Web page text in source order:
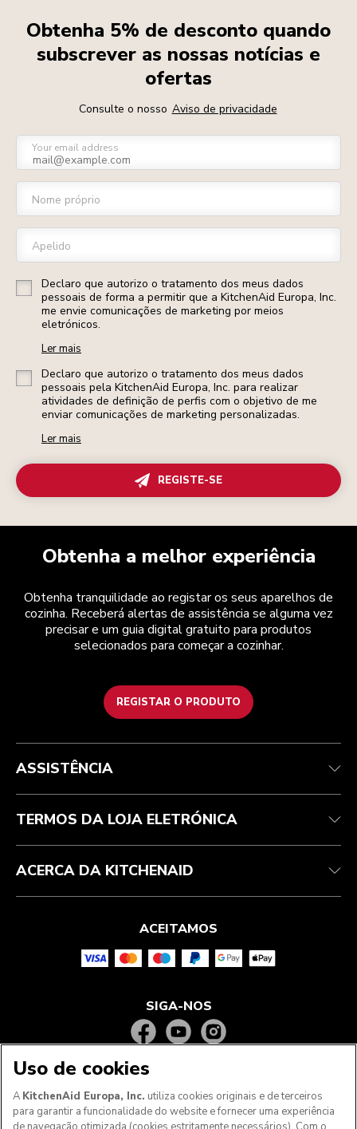
Obtenha 5% de desconto quando
subscrever as nossas notícias e
ofertas
Consulte o nosso Aviso de privacidade
Your email address
Nome próprio
Apelido
Declaro que autorizo o tratamento dos meus dados
pessoais de forma a permitir que a KitchenAid Europa, Inc.
me envie comunicações de marketing por meios
eletrónicos.
Ler mais
Declaro que autorizo o tratamento dos meus dados
pessoais pela KitchenAid Europa, Inc. para realizar
atividades de definição de perfis com o objetivo de me
enviar comunicações de marketing personalizadas.
Ler mais
REGISTE-SE
Obtenha a melhor experiência
Obtenha tranquilidade ao registar os seus aparelhos de
cozinha. Receberá alertas de assistência se alguma vez
precisar e um guia digital gratuito para produtos
selecionados para começar a cozinhar.
REGISTAR O PRODUTO
Health Check
Atendimento ao cliente
Acompanhar a sua encomenda
Garantia e documentos
Perguntas frequentes
Termos e condições
Envio e entrega
Devoluções e reembolsos
Marca
ODR
A marca
A nossa história
ASSISTÊNCIA
TERMOS DA LOJA ELETRÓNICA
ACERCA DA KITCHENAID
ACEITAMOS
SIGA-NOS
Uso de cookies
A KitchenAid Europa, Inc. utiliza cookies originais e de terceiros
para garantir a funcionalidade do website e fornecer uma experiência